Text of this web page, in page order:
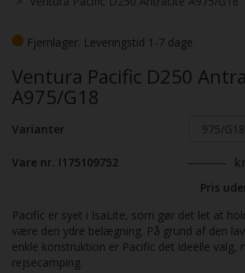
Fjernlager. Leveringstid 1-7 dage
Ventura Pacific D250
A975/G18
Varianter
Vare nr. I175109752
Pris
Pacific er syet i IsaLite, som gør det let at
være den ydre belægning. På grund af den
enkle konstruktion er Pacific det ideelle valg,
rejsecamping.